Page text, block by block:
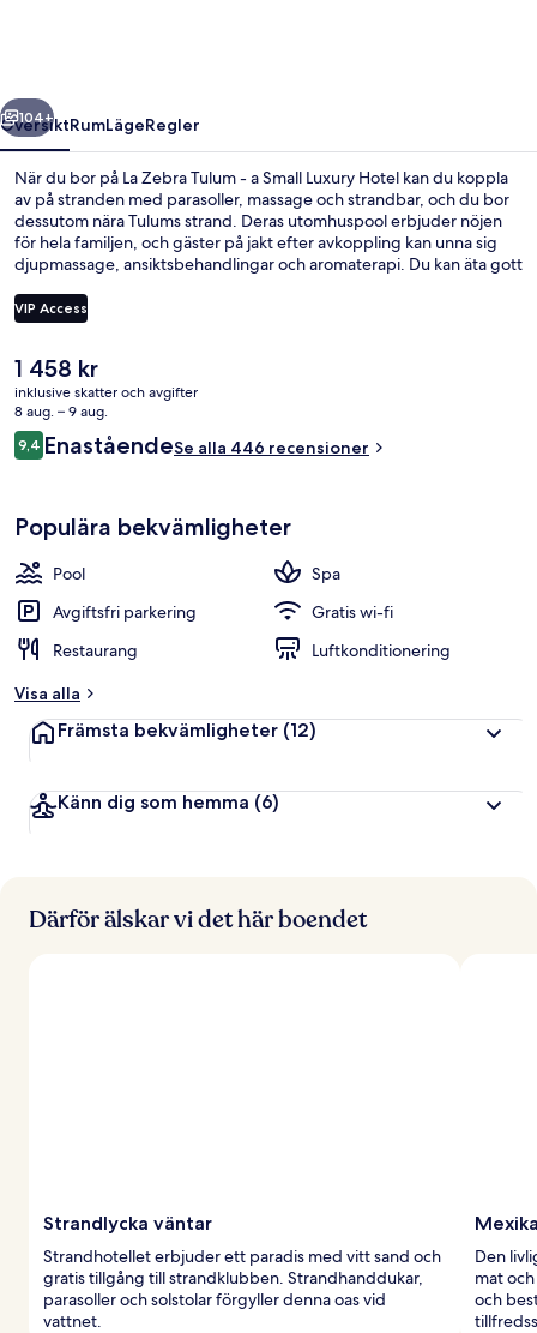
Luxury
Hotel
Nästa
104+
ÖversiktRumLägeRegler
När du bor på La Zebra Tulum - a Small Luxury Hotel kan du koppla
av på stranden med parasoller, massage och strandbar, och du bor
dessutom nära Tulums strand. Deras utomhuspool erbjuder nöjen
för hela familjen, och gäster på jakt efter avkoppling kan unna sig
djupmassage, ansiktsbehandlingar och aromaterapi. Du kan äta gott
svalka dig med en drink. Gäster på detta hotell i lyxstil får dessutom
tillgång till en bar vid poolen och en trädgård. Den hjälpsamma
resenärer.
VIP Access
Det
nuvarande
priset
är
1 458 kr
1 458 kr
inklusive skatter och avgifter
8 aug. – 9 aug.
Recensioner
9,49,4 av 10,
EnaståendeSe alla 446 recensioner
Populära bekvämligheter
Pool
Spa
Avgiftsfri parkering
Gratis wi-fi
Restaurang
Luftkonditionering
Visa alla
Främsta bekvämligheter (12)
Känn dig som hemma (6)
Därför älskar vi det här boendet
Strandlycka väntar
Strandhotellet erbjuder ett paradis med vitt sand och
gratis tillgång till strandklubben. Strandhanddukar,
parasoller och solstolar förgyller denna oas vid
vattnet.
Den
mat
och